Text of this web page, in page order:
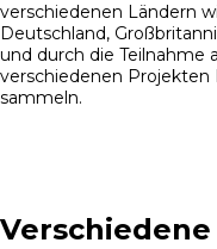
verschiedenen Ländern
Deutschland,
und durch die Teilnahme
verschiedenen Projekten
sammeln.
Verschiedene